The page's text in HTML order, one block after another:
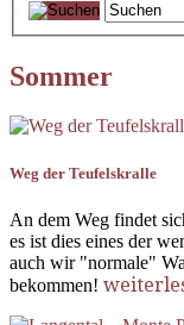
Sommer
Weg der Teufelskralle
An dem Weg findet
es ist dies eines der
auch wir "normale"
bekommen!